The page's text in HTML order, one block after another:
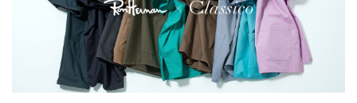
サイズ感小さめ
大きめ
ストレッチ感
よく伸びる
伸びない
とても薄い 厚い
襟ぐりのあきが大きいが、涼しくて良いかと思います。
商品：R29レディース:Ron Herman スクラブトップス/